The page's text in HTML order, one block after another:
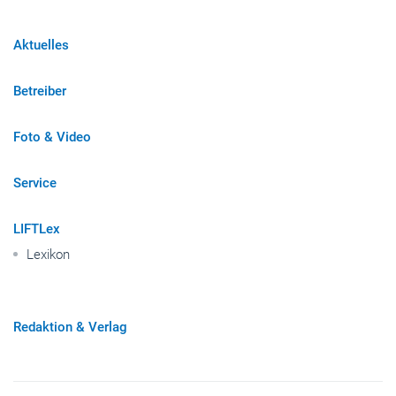
Aktuelles
Betreiber
Foto & Video
Service
LIFTLex
Lexikon
Redaktion & Verlag